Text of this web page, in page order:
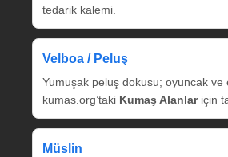
tedarik kalemi.
Velboa / Peluş
Yumuşak peluş dokusu; oyuncak ve
kumas.org’taki Kumaş Alanlariçin
Müslin